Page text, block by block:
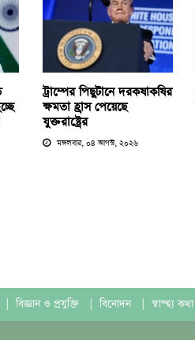
ট্রাম্পের পিছুটানে দরকষাকষির
ক্ষমতা হ্রাস পেয়েছে
যুক্তরাষ্ট্রের
মঙ্গলবার, ০৪ আগস্ট, ২০২৬
বিজ্ঞান ও প্রযুক্তি বিনোদন স্বাস্হ্য কথা